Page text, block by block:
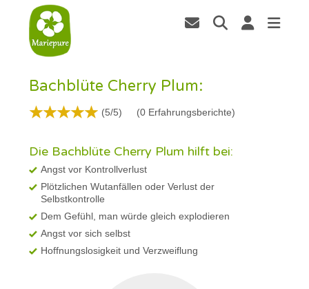
Bachblüte Cherry Plum:
(5/5) (0 Erfahrungsberichte)
Die Bachblüte Cherry Plum hilft bei:
Angst vor Kontrollverlust
Plötzlichen Wutanfällen oder Verlust der
Selbstkontrolle
Dem Gefühl, man würde gleich explodieren
Angst vor sich selbst
Hoffnungslosigkeit und Verzweiflung